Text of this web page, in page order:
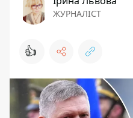
ЖУРНАЛІСТ
👍